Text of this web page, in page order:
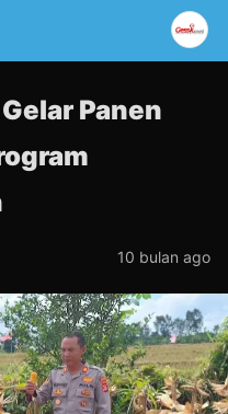
Panen
10 bulan ago